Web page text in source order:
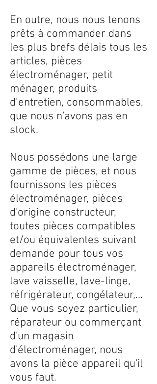
En outre, nous nous tenons
prêts à commander dans
les plus brefs délais tous les
articles, pièces
électroménager, petit
ménager, produits
d’entretien, consommables,
que nous n'avons pas en
stock.
Nous possédons une large
gamme de pièces, et nous
fournissons les pièces
électroménager, pièces
d'origine constructeur,
toutes pièces compatibles
et/ou équivalentes suivant
demande pour tous vos
appareils électroménager,
lave vaisselle, lave-linge,
réfrigérateur, congélateur,...
Que vous soyez particulier,
réparateur ou commerçant
d'un magasin
d'électroménager, nous
avons la pièce appareil qu'il
vous faut.